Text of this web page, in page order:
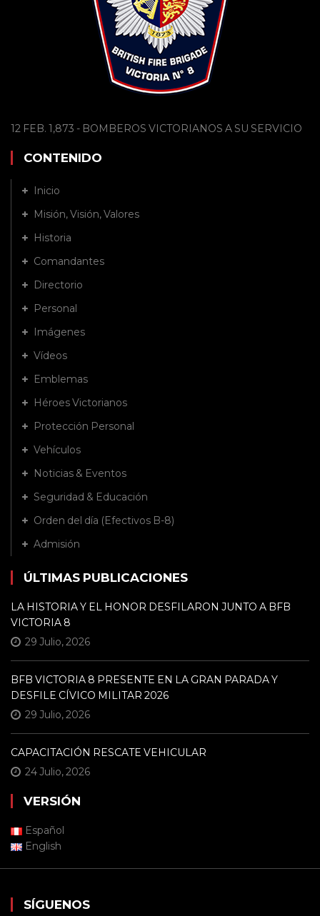
12 FEB. 1,873 - BOMBEROS VICTORIANOS A SU SERVICIO
CONTENIDO
Inicio
Misión, Visión, Valores
Historia
Comandantes
Directorio
Personal
Imágenes
Vídeos
Emblemas
Héroes Victorianos
Protección Personal
Vehículos
Noticias & Eventos
Seguridad & Educación
Orden del día (Efectivos B-8)
Admisión
ÚLTIMAS PUBLICACIONES
LA HISTORIA Y EL HONOR DESFILARON JUNTO A BFB
VICTORIA 8
29 Julio, 2026
BFB VICTORIA 8 PRESENTE EN LA GRAN PARADA Y
DESFILE CÍVICO MILITAR 2026
29 Julio, 2026
CAPACITACIÓN RESCATE VEHICULAR
24 Julio, 2026
VERSIÓN
Español
English
SÍGUENOS